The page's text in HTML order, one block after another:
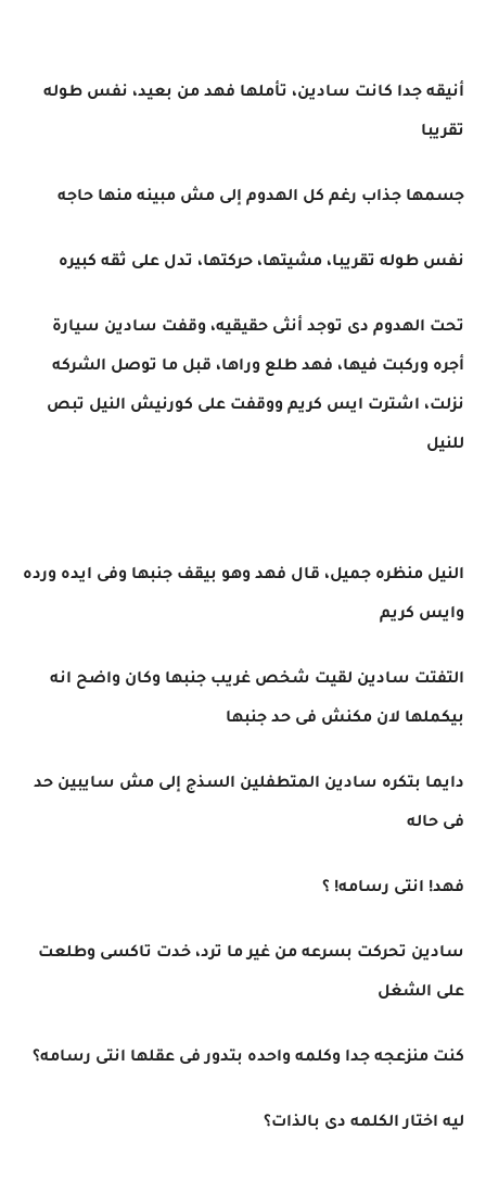
أنيقه جدا كانت سادين، تأملها فهد من بعيد، نفس طوله
تقريبا
جسمها جذاب رغم كل الهدوم إلى مش مبينه منها حاجه
نفس طوله تقريبا، مشيتها، حركتها، تدل على ثقه كبيره
تحت الهدوم دى توجد أنثى حقيقيه، وقفت سادين سيارة
أجره وركبت فيها، فهد طلع وراها، قبل ما توصل الشركه
نزلت، اشترت ايس كريم ووقفت على كورنيش النيل تبص
للنيل
النيل منظره جميل، قال فهد وهو بيقف جنبها وفى ايده ورده
وايس كريم
التفتت سادين لقيت شخص غريب جنبها وكان واضح انه
بيكملها لان مكنش فى حد جنبها
دايما بتكره سادين المتطفلين السذج إلى مش سايبين حد
فى حاله
فهد! انتى رسامه! ؟
سادين تحركت بسرعه من غير ما ترد، خدت تاكسى وطلعت
على الشغل
كنت منزعجه جدا وكلمه واحده بتدور فى عقلها انتى رسامه؟
ليه اختار الكلمه دى بالذات؟